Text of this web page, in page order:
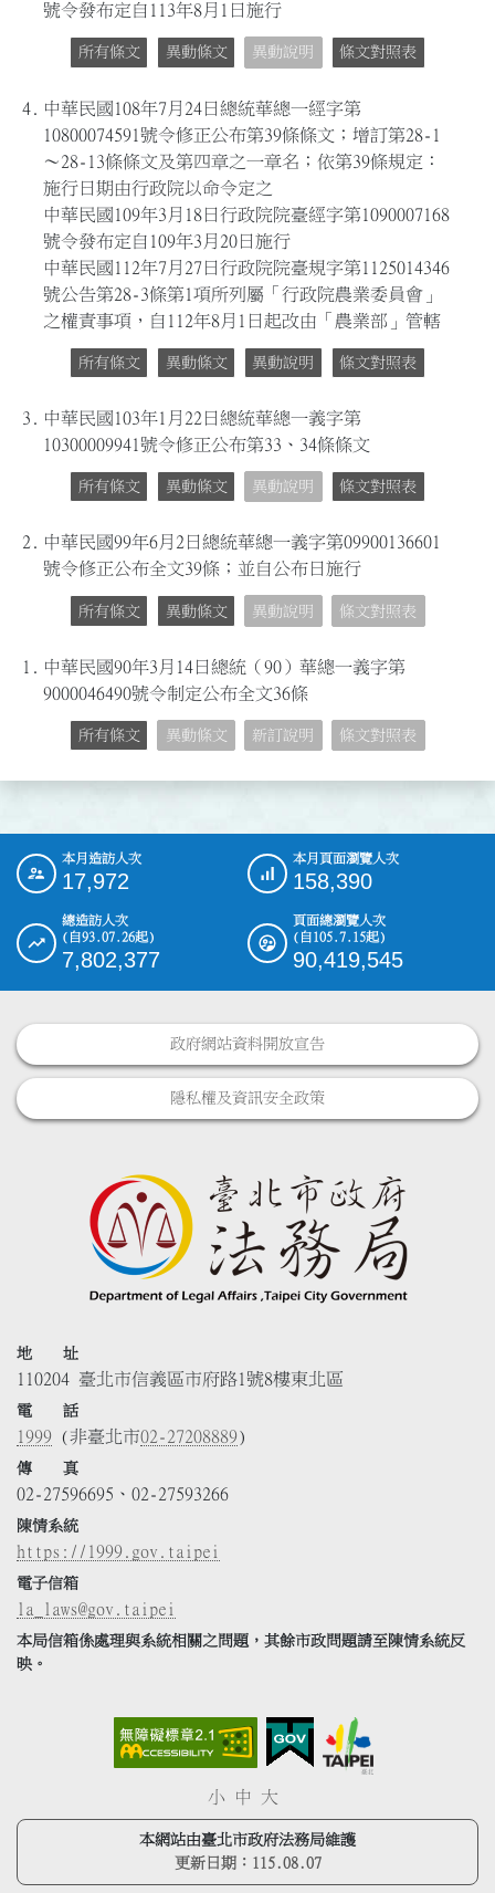
號令發布定自113年8月1日施行
所有條文 異動條文 異動說明 條文對照表
4.
中華民國108年7月24日總統華總一經字第
10800074591號令修正公布第39條條文；增訂第28-1
～28-13條條文及第四章之一章名；依第39條規定：
施行日期由行政院以命令定之
中華民國109年3月18日行政院院臺經字第1090007168
號令發布定自109年3月20日施行
中華民國112年7月27日行政院院臺規字第1125014346
號公告第28-3條第1項所列屬「行政院農業委員會」
之權責事項，自112年8月1日起改由「農業部」管轄
所有條文 異動條文 異動說明 條文對照表
3.
中華民國103年1月22日總統華總一義字第
10300009941號令修正公布第33、34條條文
所有條文 異動條文 異動說明 條文對照表
2. 中華民國99年6月2日總統華總一義字第09900136601
號令修正公布全文39條；並自公布日施行
所有條文 異動條文 異動說明 條文對照表
1.
中華民國90年3月14日總統（90）華總一義字第
9000046490號令制定公布全文36條
所有條文 異動條文 新訂說明 條文對照表
::: 本月造訪人次
17,972
本月頁面瀏覽人次
158,390
總造訪人次
(自93.07.26起)
7,802,377
頁面總瀏覽人次
(自105.7.15起)
90,419,545
政府網站資料開放宣告
隱私權及資訊安全政策
地 址
110204 臺北市信義區市府路1號8樓東北區
電 話
1999 (非臺北市02-27208889)
傳 真
02-27596695、02-27593266
陳情系統
https://1999.gov.taipei
電子信箱
la_laws@gov.taipei
本局信箱係處理與系統相關之問題，其餘市政問題請至陳情系統反
映。
小 中 大
本網站由臺北市政府法務局維護
更新日期： 115.08.07